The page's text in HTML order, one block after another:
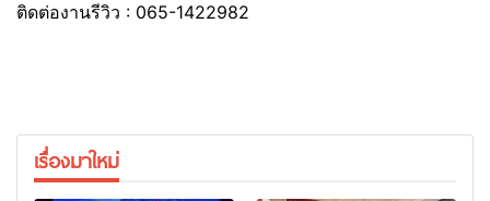
ติดต่องานรีวิว : 065-1422982
เรื่องมาใหม่